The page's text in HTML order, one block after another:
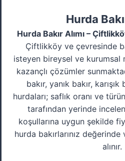
Hurda
Hurda Bakır Alımı –
Çiftlikköy ve çevresinde
isteyen bireysel ve kurumsal
kazançlı çözümler
bakır, yanık bakır,
hurdaları; saflık oranı ve
tarafından yerinde
koşullarına uygun şekilde
hurda bakırlarınız
alınır.